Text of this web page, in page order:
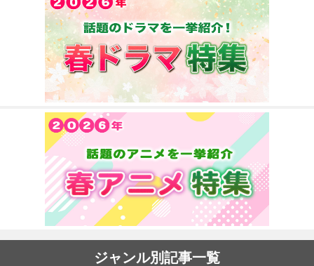
ジャンル別記事一覧